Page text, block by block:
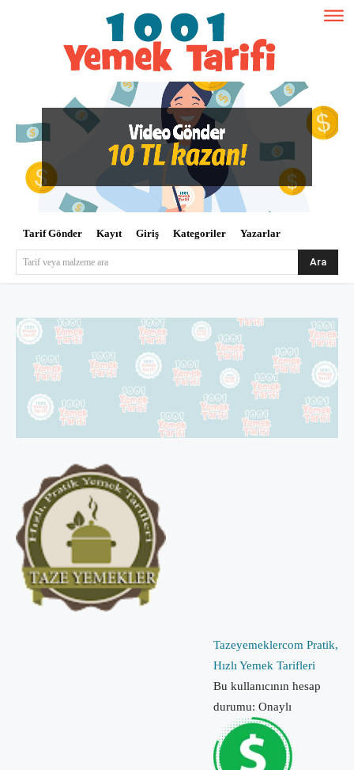
Tarif Gönder Kayıt Giriş Kategoriler Yazarlar
Tarif veya malzeme ara Ara
Tazeyemeklercom Pratik,
Hızlı Yemek Tarifleri
Bu kullanıcının hesap
durumu: Onaylı